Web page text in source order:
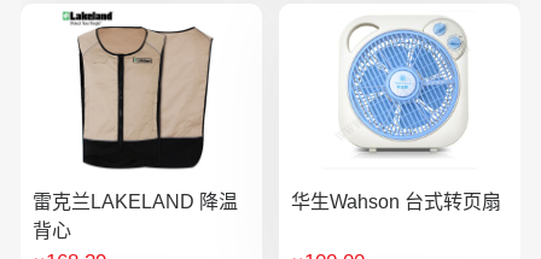
雷克兰LAKELAND 降温
背心
华生Wahson 台式转页扇